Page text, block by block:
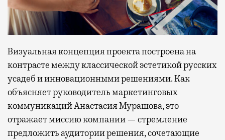
Визуальная концепция проекта построена на
контрасте между классической эстетикой русских
усадеб и инновационными решениями. Как
объясняет руководитель маркетинговых
коммуникаций Анастасия Мурашова, это
отражает миссию компании — стремление
предложить аудитории решения, сочетающие